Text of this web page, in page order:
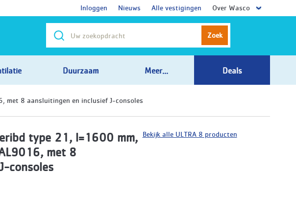
Inloggen Nieuws Alle vestigingen Over Wasco
Zoek
Duurzaam Meer... Deals
met 8 aansluitingen en inclusief J-consoles
type 21, l=1600 mm,
met 8
consoles
Bekijk alle ULTRA 8 producten